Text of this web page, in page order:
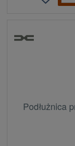
Podłużnica